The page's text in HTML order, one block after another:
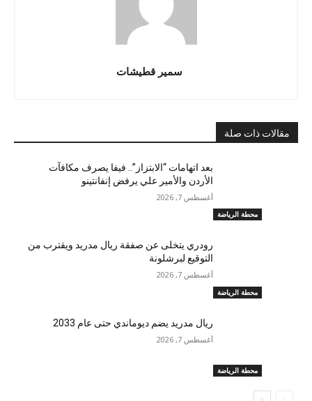
سمير قطيشات
مقالات ذات صلة
محطة الرياضة
بعد اتهامات “الابتزاز”.. فيفا يصرف مكافآت
الأردن والأمير علي يرفض إنفانتينو
أغسطس 7, 2026
محطة الرياضة
رودري يتخلى عن صفقة ريال مدريد ويقترب من
التوقيع لبرشلونة
أغسطس 7, 2026
محطة الرياضة
ريال مدريد يضم ديوماندي حتى عام 2033
أغسطس 7, 2026